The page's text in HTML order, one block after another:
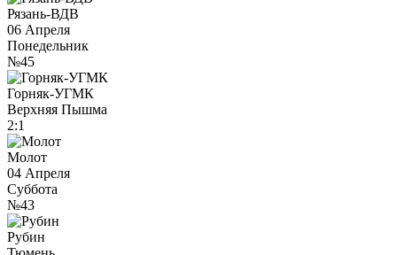
Рязань-ВДВ
06 Апреля
Понедельник
№45
Горняк-УГМК
Верхняя Пышма
2:1
Молот
04 Апреля
Суббота
№43
Рубин